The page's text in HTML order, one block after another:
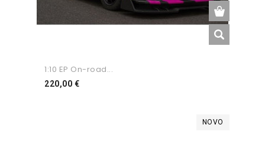
1:10 EP On-road...
220,00 €Preço
NOVO